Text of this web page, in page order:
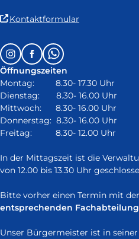
Kontaktformular
in
neuem
Fenster)
Follow
us
on:
InstagramFacebookWhatsapp
Öffnungszeiten
Montag: 8.30- 17.30 Uhr
Dienstag: 8.30- 16.00 Uhr
Mittwoch: 8.30- 16.00 Uhr
Donnerstag: 8.30- 16.00 Uhr
Freitag: 8.30- 12.00 Uhr
In der Mittagszeit ist die
von 12.00 bis 13.30 Uhr
Bitte vorher einen Termin mit der
entsprechenden Fachabteilung
Unser Bürgermeister ist in seiner